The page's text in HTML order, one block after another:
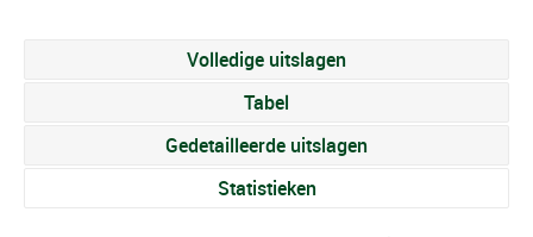
Volledige uitslagen
Tabel
Gedetailleerde uitslagen
Statistieken